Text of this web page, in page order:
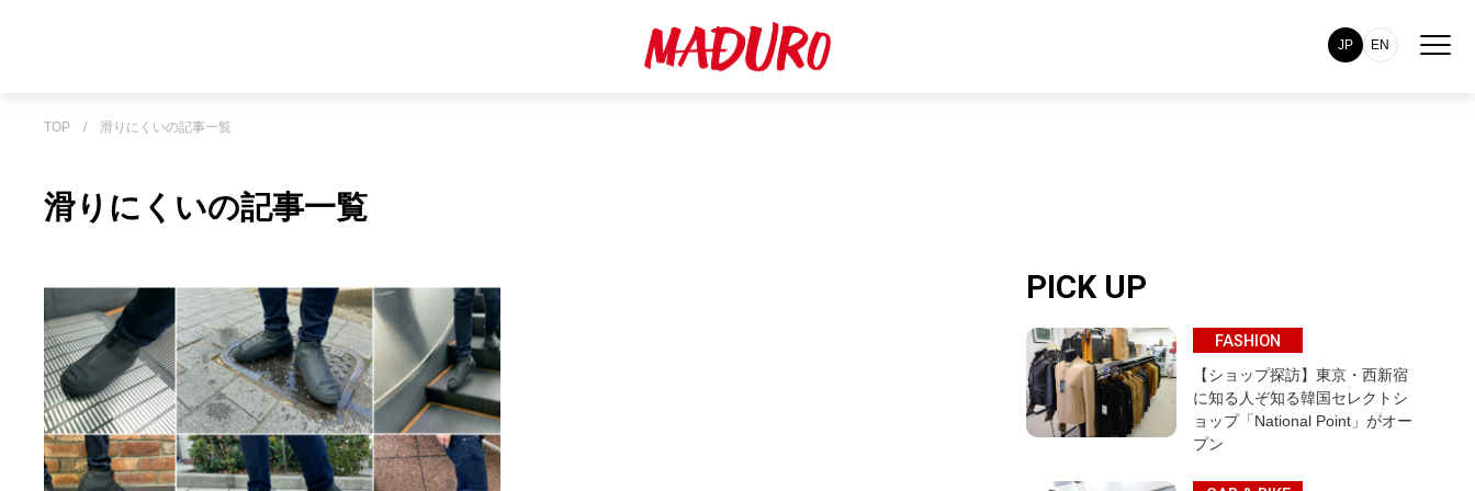
JP EN
TOP / 滑りにくいの記事一覧
滑りにくいの記事一覧
PICK UP
FASHION
【ショップ探訪】東京・西新宿
に知る人ぞ知る韓国セレクトシ
ョップ「National Point」がオー
プン